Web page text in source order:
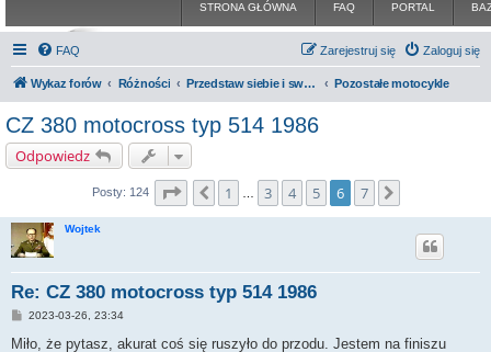
STRONA GŁÓWNA FAQ PORTAL
FAQ Zaloguj się
Zarejestruj się
Wykaz forów Różności Przedstaw siebie i swoje maszyny Pozostałe motocykle
CZ 380 motocross typ 514 1986
Odpowiedz
Posty: 124 Strona6 z7
Poprzednia
1 3 4 5 6 7
Wojtek
Re: CZ 380 motocross typ 514 1986
P
s
2023-03-26, 23:34
Miło, że pytasz, akurat coś się ruszyło do przodu. Jestem na finiszu